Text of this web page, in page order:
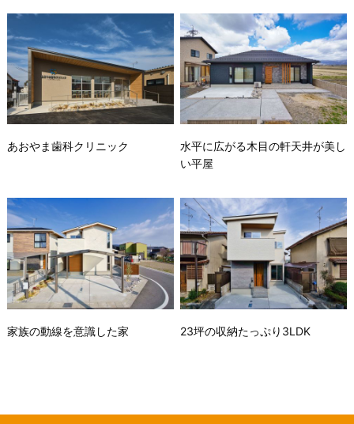
あおやま歯科クリニック
水平に広がる木目の軒天井が美し
い平屋
家族の動線を意識した家 23坪の収納たっぷり3LDK